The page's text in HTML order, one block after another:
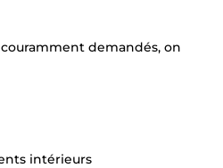
demandés, on
intérieurs